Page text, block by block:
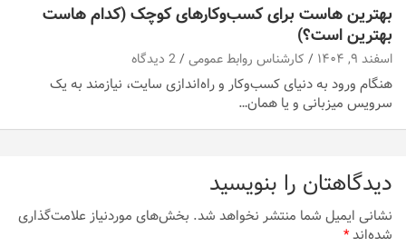
بهترین هاست برای کسب‌وکارهای کوچک (کدام هاست
بهترین است؟)
اسفند ۹, ۱۴۰۴ کارشناس روابط عمومی 2 دیدگاه
هنگام ورود به دنیای کسب‌وکار و راه‌اندازی سایت، نیازمند به یک
سرویس میزبانی و یا همان…
دیدگاهتان را بنویسید
نشانی ایمیل شما منتشر نخواهد شد.بخش‌های موردنیاز علامت‌گذاری
شده‌اند*